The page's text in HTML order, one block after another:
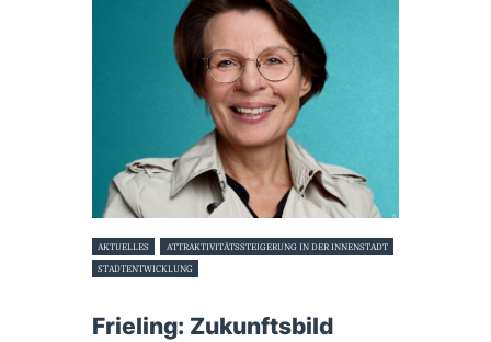
KONTAKT
SPENDEN
MITGLIED WERDEN!
AKTUELLES
ATTRAKTIVITÄTSSTEIGERUNG IN DER INNENSTADT
STADTENTWICKLUNG
Frieling: Zukunftsbild